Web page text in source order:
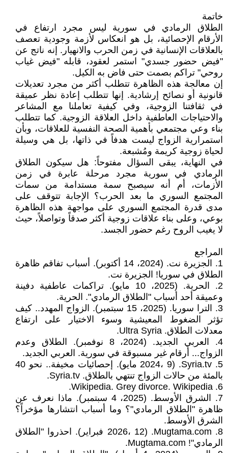
خاتمة
الطلاق الرمادي في سورية ليس مجرد ارتفاع في
الأرقام الإحصائية، بل هو انعكاس لأزمة وجودية تعصف
بالعلاقات الإنسانية في زمن الحرب والانهيار. إنه ناتج عن
"فيض حضور جسدي" استمر لعقود، قابله "فيض غياب
روحي" تراكم بصمت حتى فاض به الكيل.
إن معالجة هذه الظاهرة تتطلب أكثر من مجرد تعديلات
قانونية أو نصائح إرشادية. إنها تتطلب إعادة نظر عميقة
في ثقافتنا الزوجية، وفي كيفية تعاملنا مع المشاعر
والاحتياجات العاطفية داخل العلاقة الزوجية. كما تتطلب
بناء وعي مجتمعي بأهمية الصحة النفسية للعلاقات، وبأن
استمرارية الزواج ليست هدفاً في ذاتها، بل هي وسيلة
لحياة زوجية كريمة ومُشبعة.
في النهاية، يبقى السؤال مفتوحاً: هل سيكون الطلاق
الرمادي في سورية مجرد مرحلة عابرة في زمن
الأزمات، أم أنه سيصبح سمة مستدامة من سمات
المجتمع السوري ما بعد الحرب؟ الإجابة تتوقف على
مدى قدرة المجتمع السوري على مواجهة هذه الظاهرة
بوعي، وعلى بناء علاقات زوجية أكثر صدقاً وتواصلاً، حيث
لا يغيب الروح رغم حضور الجسد.
المراجع
1. الجزيرة نت. (2024، 14 أكتوبر). أسباب تفاقم ظاهرة
الطلاق في سوريا! الجزيرة نت.
2. الحرية. (2025، 10 مايو). تراكمات عاطفية دفينة
وعميقة أحد أسباب "الطلاق الرمادي". الحرية.
3. الترا سوريا. (2025، 15 سبتمبر). الزواج المهدد.. كيف
تؤثر الضغوط المعيشية وسوء الاختيار على ارتفاع
معدلات الطلاق. Ultra Syria.
4. العربي الجديد. (2024، 8 نوفمبر). الطلاق وعدم
الزواج... أرقام غير مسبوقة في سورية. العربي الجديد.
5. Syria.tv. (2024، 9 مايو). إحصائيات مخيفة.. نحو 40
بالمئة من حالات الزواج تنتهي بالطلاق. Syria.tv.
6. Wikipedia. Grey divorce. Wikipedia.
7. الشرق الأوسط. (2025، 4 سبتمبر). ماذا نعرف عن
ظاهرة "الطلاق الرمادي"؟ وما أسباب انتشارها مؤخراً؟
الشرق الأوسط.
8. Mugtama.com. (2026، 12 فبراير). احذروا "الطلاق
الرمادي"! Mugtama.com.